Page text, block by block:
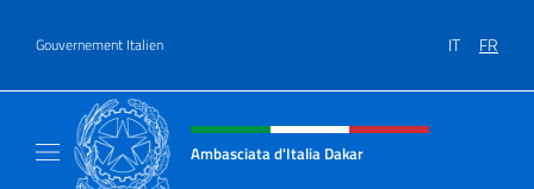
Gouvernement Italien IT FR
Site Web, social et en-tête de
Ambasciata d'Italia Dakar